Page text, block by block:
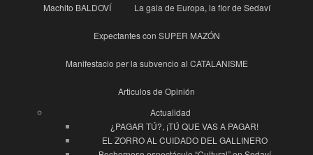
Machito BALDOVÍ La gala de Europa, la flor de Sedaví
Expectantes con SUPER MAZÓN
Manifestacio per la subvencio al CATALANISME
Articulos de Opinión
Actualidad
¿PAGAR TÚ?, ¡TÚ QUE VAS A PAGAR!
EL ZORRO AL CUIDADO DEL GALLINERO